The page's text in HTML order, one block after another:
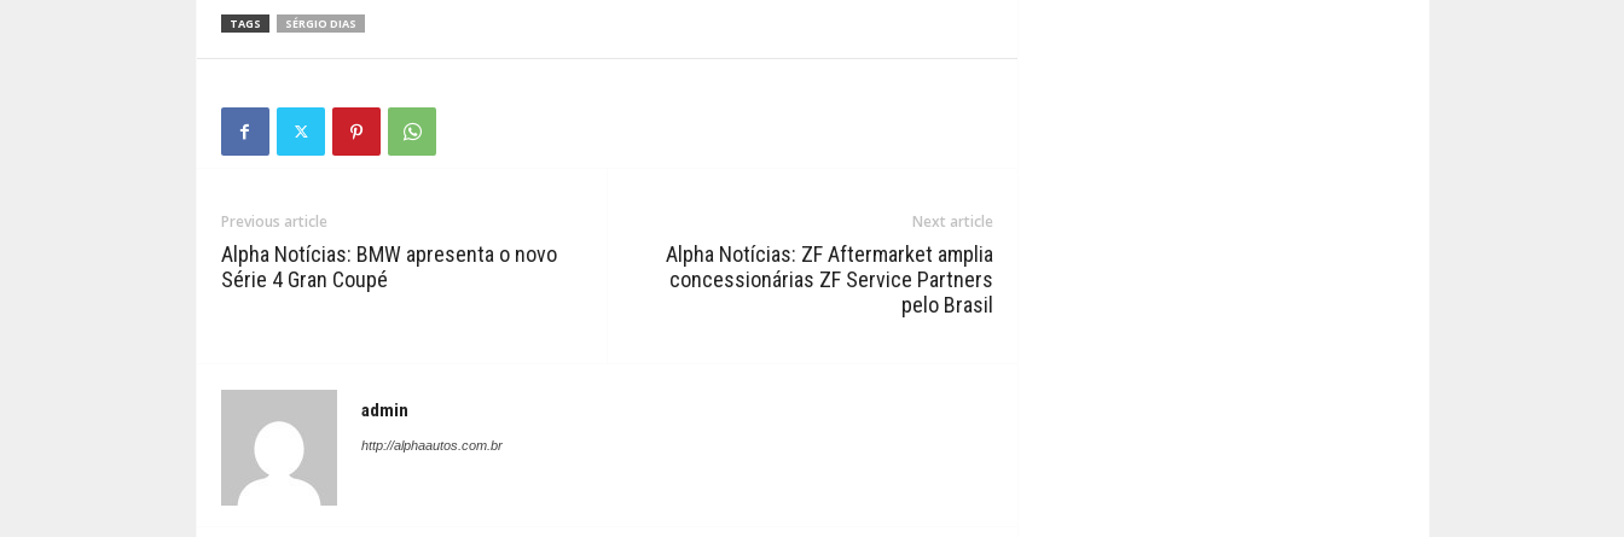
TAGS SÉRGIO DIAS
Previous article
Alpha Notícias: BMW apresenta o novo
Série 4 Gran Coupé
Next article
Alpha Notícias: ZF Aftermarket amplia
concessionárias ZF Service Partners
pelo Brasil
admin
http://alphaautos.com.br